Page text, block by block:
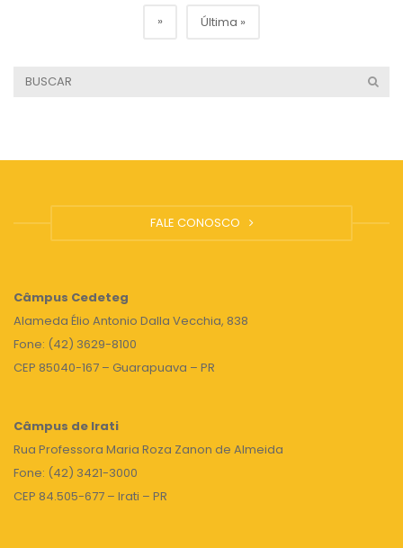
» Última »
FALE CONOSCO
Câmpus Cedeteg
Alameda Élio Antonio Dalla Vecchia, 838
Fone: (42) 3629-8100
CEP 85040-167 – Guarapuava – PR
Câmpus de Irati
Rua Professora Maria Roza Zanon de Almeida
Fone: (42) 3421-3000
CEP 84.505-677 – Irati – PR